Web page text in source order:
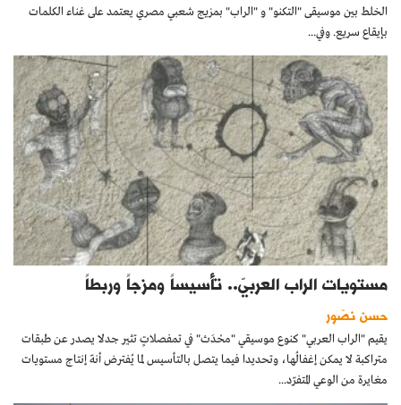
الخلط بين موسيقى "التكنو" و "الراب" بمزيج شعبي مصري يعتمد على غناء الكلمات
بإيقاع سريع. وفي...
مستويات الراب العربيّ.. تأسيساً ومزجاً وربطاً
حسن نصّور
يقيم "الراب العربي" كنوع موسيقي "محْدَث" في تمفصلاتٍ تثير جدلا يصدر عن طبقات
متراكبة لا يمكن إغفالُها، وتحديدا فيما يتصل بالتأسيس لما يُفترض أنهّ إنتاج مستويات
مغايرة من الوعي المتفرّد...